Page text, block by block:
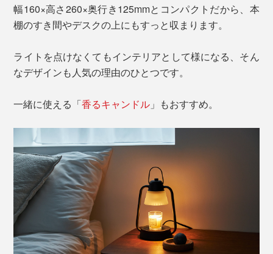
幅160×高さ260×奥行き125mmとコンパクトだから、本
棚のすき間やデスクの上にもすっと収まります。
ライトを点けなくてもインテリアとして様になる、そん
なデザインも人気の理由のひとつです。
一緒に使える「香るキャンドル 」もおすすめ。